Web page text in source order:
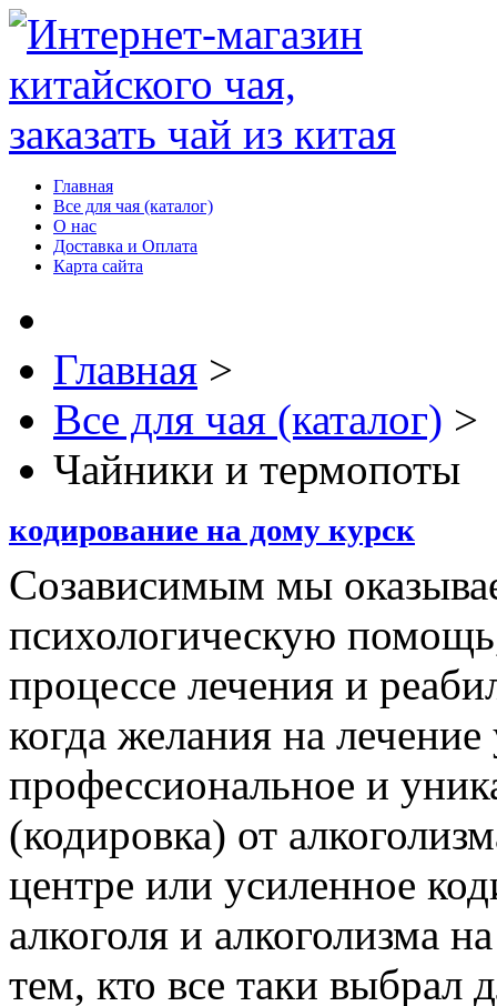
Главная
Все для чая (каталог)
О нас
Доставка и Оплата
Карта сайта
Главная >
Все для чая (каталог) >
Чайники и термопоты
кодирование на дому курск
Созависимым мы
психологическую
процессе лечения и
когда желания на
профессиональное и
(кодировка) от
центре или усиленное
алкоголя и алкоголизма
тем, кто все таки выбрал